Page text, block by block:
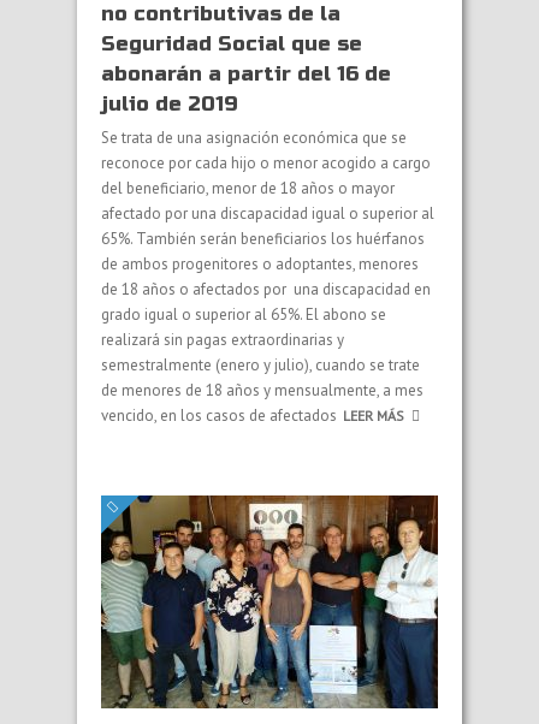
no contributivas de la
Seguridad Social que se
abonarán a partir del 16 de
julio de 2019
Se trata de una asignación económica que se
reconoce por cada hijo o menor acogido a cargo
del beneficiario, menor de 18 años o mayor
afectado por una discapacidad igual o superior al
65%. También serán beneficiarios los huérfanos
de ambos progenitores o adoptantes, menores
de 18 años o afectados por una discapacidad en
grado igual o superior al 65%. El abono se
realizará sin pagas extraordinarias y
semestralmente (enero y julio), cuando se trate
de menores de 18 años y mensualmente, a mes
vencido, en los casos de afectados LEER MÁS